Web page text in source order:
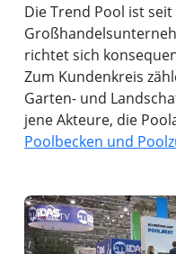
Die Trend Pool ist
richtet sich
Zum Kundenkreis
Garten- und
jene Akteure, die
Poolbecken und